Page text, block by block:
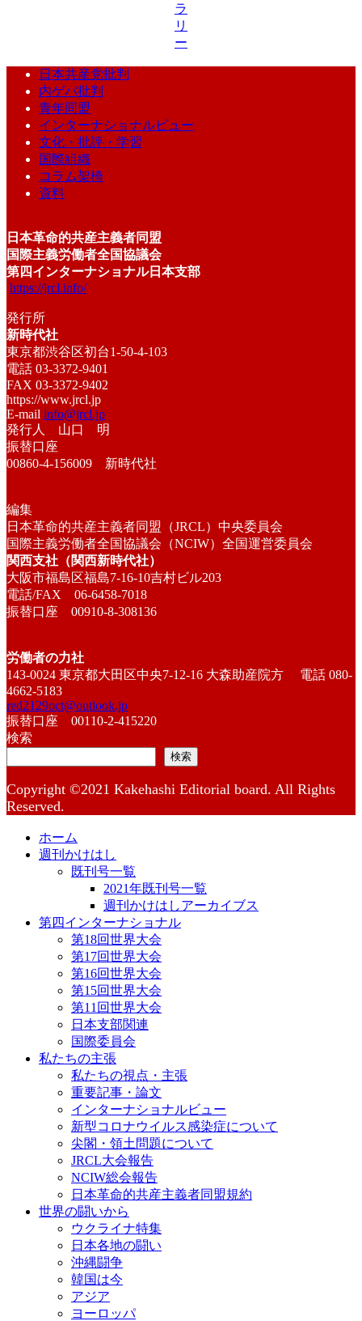
ラ
リ
ー
日本共産党批判
内ゲバ批判
青年同盟
インターナショナルビュー
文化・批評・学習
国際組織
コラム架橋
資料
日本革命的共産主義者同盟
国際主義労働者全国協議会
第四インターナショナル日本支部
https://jrcl.info/
発行所
新時代社
東京都渋谷区初台1-50-4-103
電話 03-3372-9401
FAX 03-3372-9402
https://www.jrcl.jp
E-mail info@jrcl.jp
発行人 山口 明
振替口座
00860-4-156009 新時代社
編集
日本革命的共産主義者同盟（JRCL）中央委員会
国際主義労働者全国協議会（NCIW）全国運営委員会
関西支社（関西新時代社）
大阪市福島区福島7-16-10吉村ビル203
電話/FAX 06-6458-7018
振替口座 00910-8-308136
労働者の力社
143-0024 東京都大田区中央7-12-16 大森助産院方 電話 080-
4662-5183
red2129oct@outlook.jp
振替口座 00110-2-415220
検索
検索
Copyright ©2021 Kakehashi Editorial board. All Rights
Reserved.
ホーム
週刊かけはし
既刊号一覧
2021年既刊号一覧
週刊かけはしアーカイブス
第四インターナショナル
第18回世界大会
第17回世界大会
第16回世界大会
第15回世界大会
第11回世界大会
日本支部関連
国際委員会
私たちの主張
私たちの視点・主張
重要記事・論文
インターナショナルビュー
新型コロナウイルス感染症について
尖閣・領土問題について
JRCL大会報告
NCIW総会報告
日本革命的共産主義者同盟規約
世界の闘いから
ウクライナ特集
日本各地の闘い
沖縄闘争
韓国は今
アジア
ヨーロッパ